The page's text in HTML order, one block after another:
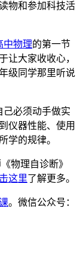
物和参加科技活
中物理的第一节
让大家收收心，
级同学那里听说
己必须动手做实
仪器性能、使用
学的规律。
物理自诊断》
这里了解更多。
。微信公众号：